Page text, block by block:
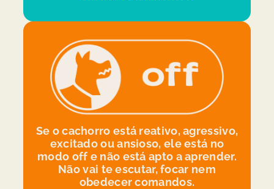
Se o cachorro está reativo, agressivo,
excitado ou ansioso, ele está no
modo off e não está apto a aprender.
Não vai te escutar, focar nem
obedecer comandos.